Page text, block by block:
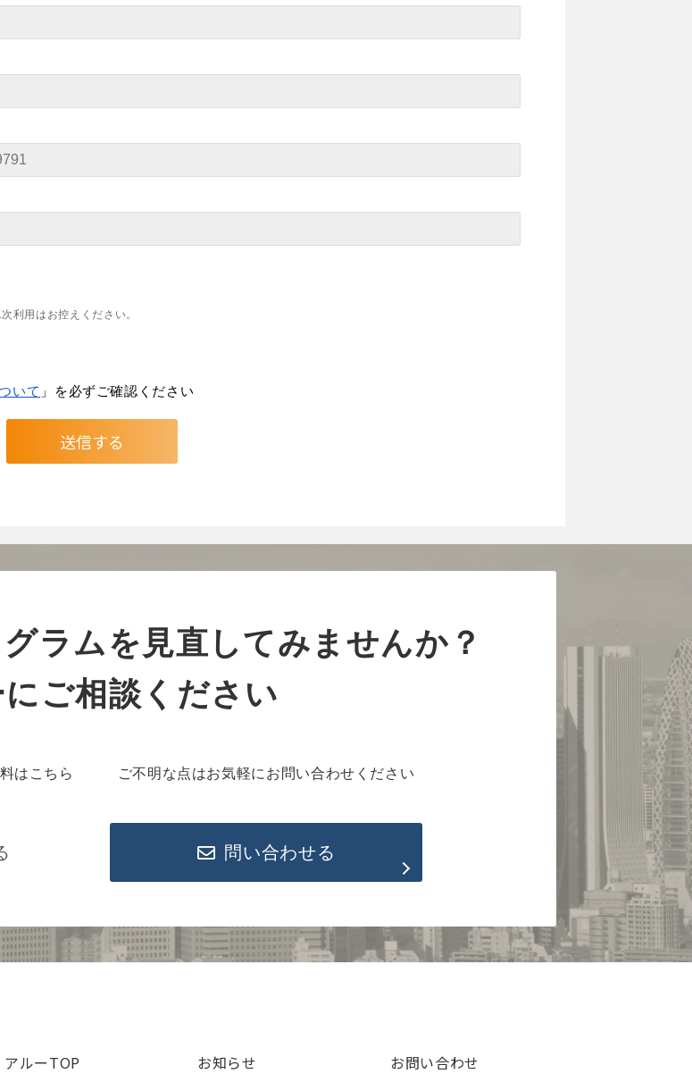
利用はお控えください。
いて 」を必ずご確認ください
ラムを見直してみませんか？
ご相談ください
はこちら
ご不明な点はお気軽にお問い合わせください
問い合わせる
アルーTOP お知らせ お問い合わせ